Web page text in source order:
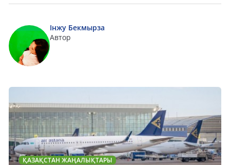
Інжу Бекмырза
Автор
ҚАЗАҚСТАН ЖАҢАЛЫҚТАРЫ